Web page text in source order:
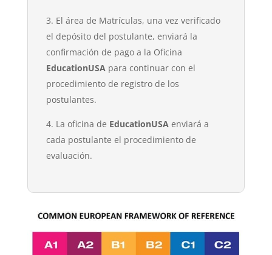
El área de Matrículas, una vez verificado
el depósito del postulante, enviará la
confirmación de pago a la Oficina
EducationUSApara continuar con el
procedimiento de registro de los
postulantes.
La oficina de EducationUSAenviará a
cada postulante el procedimiento de
evaluación.